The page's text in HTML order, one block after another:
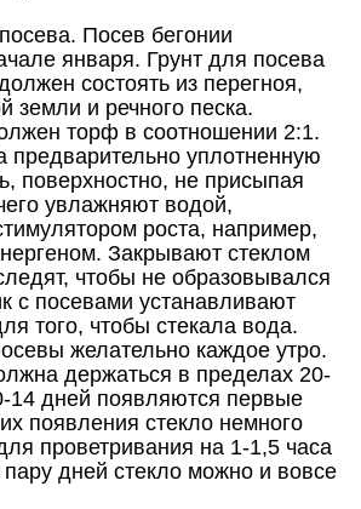
Посев бегонии
января. Грунт для посева
состоять из перегноя,
земли и речного песка.
торф в соотношении 2:1.
предварительно уплотненную
поверхностно, не присыпая
увлажняют водой,
роста, например,
Закрывают стеклом
чтобы не образовывался
с посевами устанавливают
того, чтобы стекала вода.
желательно каждое утро.
держаться в пределах 20-
14 дней появляются первые
появления стекло немного
проветривания на 1-1,5 часа
дней стекло можно и вовсе